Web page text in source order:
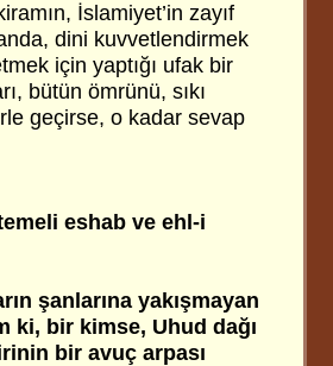
İslamiyet’in zayıf
dini kuvvetlendirmek
için yaptığı ufak bir
bütün ömrünü, sıkı
geçirse, o kadar sevap
eshab ve ehl-i
şanlarına yakışmayan
ki, bir kimse, Uhud dağı
bir avuç arpası